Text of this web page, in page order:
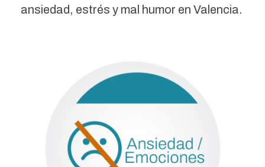
ansiedad, estrés y mal humor en Valencia.